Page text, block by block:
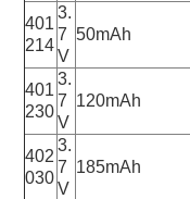
401
214
3.
7
V
50mAh
401
230
3.
7
V
120mAh
402
030
3.
7
V
185mAh